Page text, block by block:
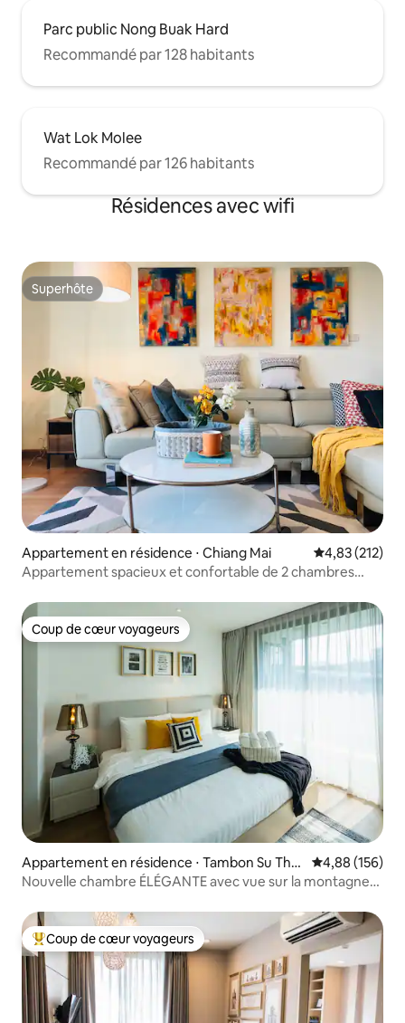
Parc public Nong Buak Hard
Recommandé par 128 habitants
Wat Lok Molee
Recommandé par 126 habitants
Résidences avec wifi
Superhôte
Superhôte
Appartement en résidence ⋅ Chiang Mai Évaluation
4,83 (212)
Appartement spacieux et confortable de 2 chambres
Coup de cœur voyageurs
Coup de cœur voyageurs
Appartement en résidence ⋅ Tambon Su The
p
Évaluation
4,88 (156)
Nouvelle chambre ÉLÉGANTE avec vue sur la montagne
Coups de cœur voyageurs les plus appréciés
Coup de cœur voyageurs